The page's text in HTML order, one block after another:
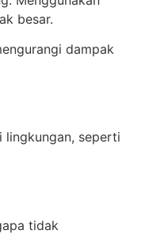
besar.
dampak
lingkungan, seperti
tidak